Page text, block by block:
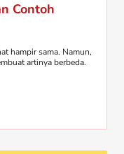
Contoh
hampir sama. Namun,
artinya berbeda.